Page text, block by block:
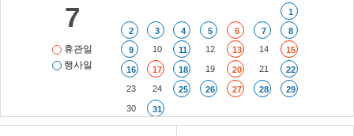
자라나며, 세상을 바라보
는 따뜻한 시선을 전합니
다. 비 오는 날 시작된 작
은 모험이 두 아이의 마음
을 열고, 우정과 성장으로
이어지는 순간을 섬세하게
담아낸 책입니다.
7
휴관일
행사일
1
2
3 4 5 6 7
8
9
10 11 12 13 14 15
16 17 18 19 20 21
22
23
24 25 26 27 28
29
30
31